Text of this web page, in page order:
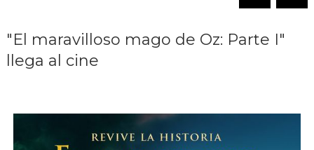
"El maravilloso mago de Oz: Parte I"
llega al cine